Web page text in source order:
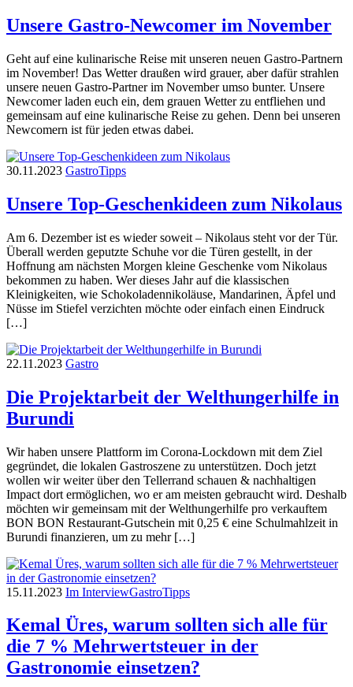
Unsere Gastro-Newcomer im November
Geht auf eine kulinarische Reise mit unseren neuen Gastro-Partnern
im November! Das Wetter draußen wird grauer, aber dafür strahlen
unsere neuen Gastro-Partner im November umso bunter. Unsere
Newcomer laden euch ein, dem grauen Wetter zu entfliehen und
gemeinsam auf eine kulinarische Reise zu gehen. Denn bei unseren
Newcomern ist für jeden etwas dabei.
30.11.2023 GastroTipps
Unsere Top-Geschenkideen zum Nikolaus
Am 6. Dezember ist es wieder soweit – Nikolaus steht vor der Tür.
Überall werden geputzte Schuhe vor die Türen gestellt, in der
Hoffnung am nächsten Morgen kleine Geschenke vom Nikolaus
bekommen zu haben. Wer dieses Jahr auf die klassischen
Kleinigkeiten, wie Schokoladennikoläuse, Mandarinen, Äpfel und
Nüsse im Stiefel verzichten möchte oder einfach einen Eindruck
[…]
22.11.2023 Gastro
Die Projektarbeit der Welthungerhilfe in
Burundi
Wir haben unsere Plattform im Corona-Lockdown mit dem Ziel
gegründet, die lokalen Gastroszene zu unterstützen. Doch jetzt
wollen wir weiter über den Tellerrand schauen & nachhaltigen
Impact dort ermöglichen, wo er am meisten gebraucht wird. Deshalb
möchten wir gemeinsam mit der Welthungerhilfe pro verkauftem
BON BON Restaurant-Gutschein mit 0,25 € eine Schulmahlzeit in
Burundi finanzieren, um zu mehr […]
15.11.2023 Im InterviewGastroTipps
Kemal Üres, warum sollten sich alle für
die 7 % Mehrwertsteuer in der
Gastronomie einsetzen?